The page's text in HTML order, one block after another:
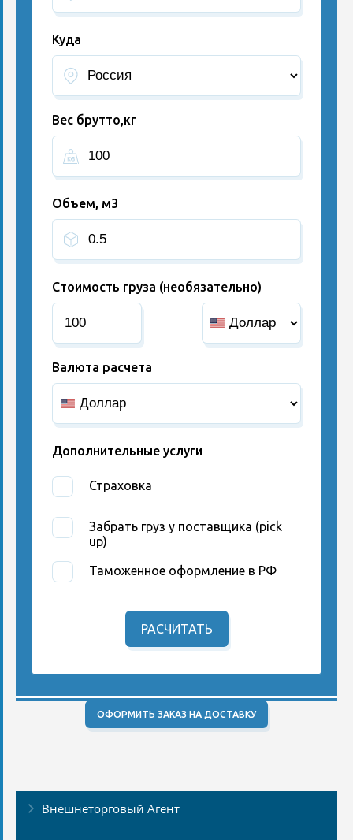
Куда
Вес брутто,кг
Объем, м3
Стоимость груза (необязательно)
Валюта расчета
Дополнительные услуги
Страховка
Забрать груз у поставщика (pick
up)
Таможенное оформление в РФ
РАСЧИТАТЬ
ОФОРМИТЬ ЗАКАЗ НА ДОСТАВКУ
Внешнеторговый Агент